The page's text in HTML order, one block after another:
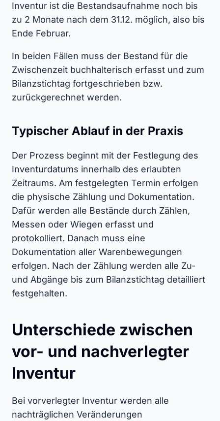
Inventur ist die Bestandsaufnahme noch bis
zu 2 Monate nach dem 31.12. möglich, also bis
Ende Februar.
In beiden Fällen muss der Bestand für die
Zwischenzeit buchhalterisch erfasst und zum
Bilanzstichtag fortgeschrieben bzw.
zurückgerechnet werden.
Typischer Ablauf in der Praxis
Der Prozess beginnt mit der Festlegung des
Inventurdatums innerhalb des erlaubten
Zeitraums. Am festgelegten Termin erfolgen
die physische Zählung und Dokumentation.
Dafür werden alle Bestände durch Zählen,
Messen oder Wiegen erfasst und
protokolliert. Danach muss eine
Dokumentation aller Warenbewegungen
erfolgen. Nach der Zählung werden alle Zu-
und Abgänge bis zum Bilanzstichtag detailliert
festgehalten.
Unterschiede zwischen
vor- und nachverlegter
Inventur
Bei vorverlegter Inventur werden alle
nachträglichen Veränderungen